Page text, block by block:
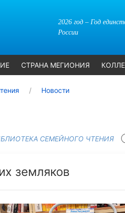
2026 год – Год
России
СТРАНА МЕГИОНИЯ
Новости
СЕМЕЙНОГО ЧТЕНИЯ
земляков